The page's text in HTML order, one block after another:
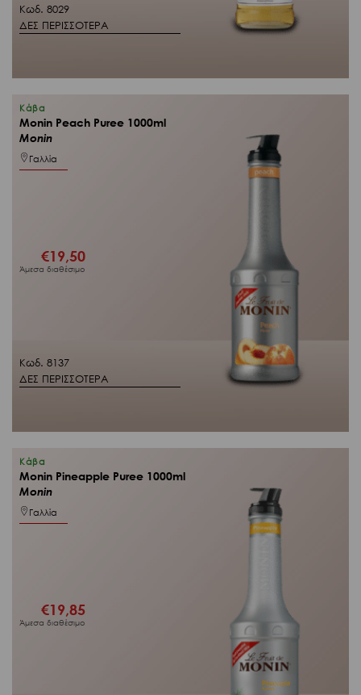
Κωδ. 8029
ΔΕΣ ΠΕΡΙΣΣΟΤΕΡΑ
Κωδ. 8137
ΔΕΣ ΠΕΡΙΣΣΟΤΕΡΑ
Κάβα
Monin Peach Puree 1000ml
Monin
Γαλλία
€19,50
Άμεσα διαθέσιμο
Κάβα
Monin Pineapple Puree 1000ml
Monin
Γαλλία
€19,85
Άμεσα διαθέσιμο